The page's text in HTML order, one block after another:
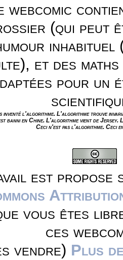
(qui peut
inhabituel
et des maths
pour un
inventé l'algorithme. L'algorithme trouve
banni en Chine. L'algorithme vient de Jersey.
Ceci n'est pas l'algorithme. Ceci
est propose
vous êtes
ces
vendre) Plus